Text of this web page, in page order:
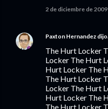
2 de diciembre de 2009
Paxton Hernandez
The Hurt Locker
Locker The Hurt
Hurt Locker The
The Hurt Locker
Locker The Hurt
Hurt Locker The
The Hurt Locker